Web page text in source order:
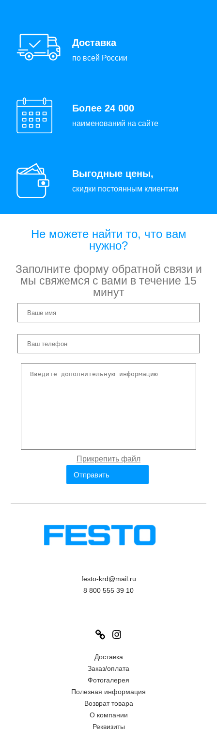
Доставка
по всей России
Более 24 000
наименований на сайте
Выгодные цены,
скидки постоянным клиентам
Не можете найти то, что вам
нужно?
Заполните форму обратной связи и
мы свяжемся с вами в течение 15
минут
festo-krd@mail.ru
8 800 555 39 10
Link
Доставка
Заказ/оплата
Фотогалерея
Полезная информация
Возврат товара
О компании
Реквизиты